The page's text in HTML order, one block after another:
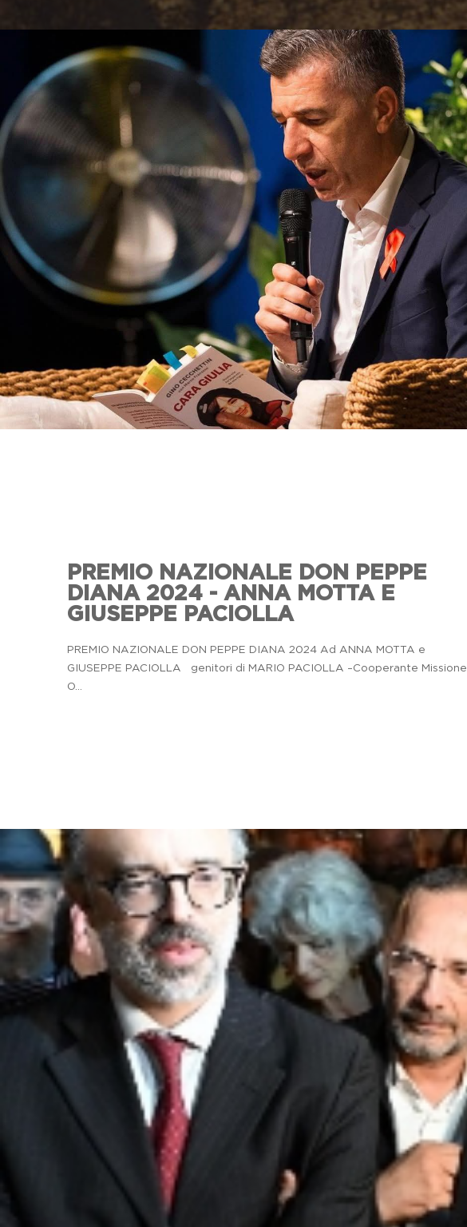
PREMIO NAZIONALE DON PEPPE
DIANA 2024 - ANNA MOTTA E
GIUSEPPE PACIOLLA
PREMIO NAZIONALE DON PEPPE DIANA 2024 Ad ANNA MOTTA e
GIUSEPPE PACIOLLA genitori di MARIO PACIOLLA –Cooperante Missione
O...